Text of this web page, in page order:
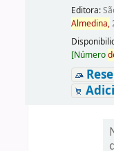
Editora:
Almedina,
[Número